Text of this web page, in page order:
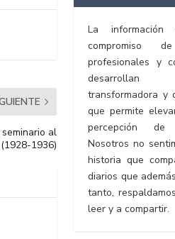
al
1936)
La
compromiso
profesionales y
transformadora y
que permite
percepción
Nosotros no
historia que
diarios que
tanto,
leer y a compartir.